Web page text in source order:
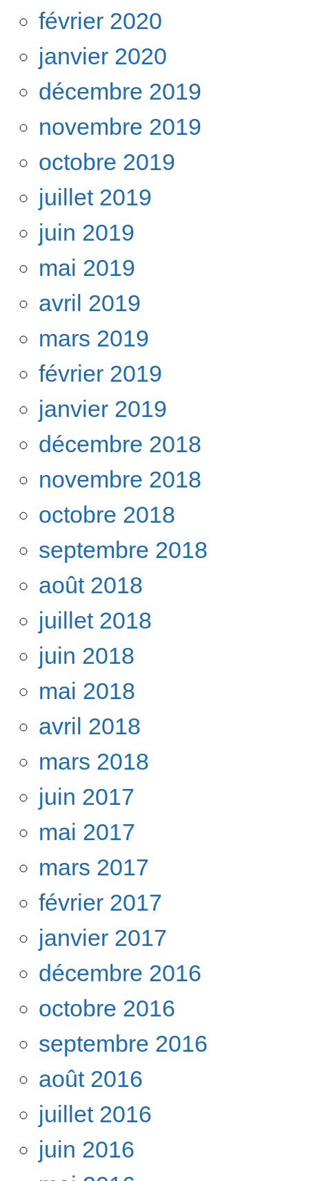
février 2020
janvier 2020
décembre 2019
novembre 2019
octobre 2019
juillet 2019
juin 2019
mai 2019
avril 2019
mars 2019
février 2019
janvier 2019
décembre 2018
novembre 2018
octobre 2018
septembre 2018
août 2018
juillet 2018
juin 2018
mai 2018
avril 2018
mars 2018
juin 2017
mai 2017
mars 2017
février 2017
janvier 2017
décembre 2016
octobre 2016
septembre 2016
août 2016
juillet 2016
juin 2016